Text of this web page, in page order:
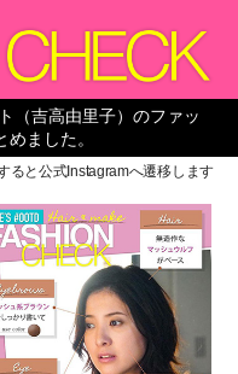
（吉高由里子）のファッ
ました。
ると公式Instagramへ遷移します